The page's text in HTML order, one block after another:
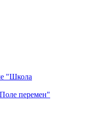
"Школа
перемен"